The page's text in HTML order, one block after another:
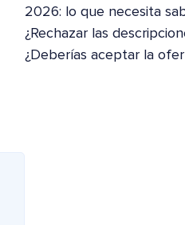
2026: lo que necesita
¿Rechazar las
¿Deberías aceptar la